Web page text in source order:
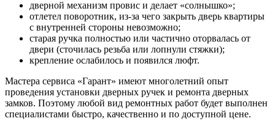
дверной механизм провис и делает «солнышко»;
отлетел поворотник, из-за чего закрыть дверь квартиры
с внутренней стороны невозможно;
старая ручка полностью или частично оторвалась от
двери (сточилась резьба или лопнули стяжки);
крепление ослабилось и появился люфт.
Мастера сервиса «Гарант» имеют многолетний опыт
проведения установки дверных ручек и ремонта дверных
замков. Поэтому любой вид ремонтных работ будет выполнен
специалистами быстро, качественно и по доступной цене.